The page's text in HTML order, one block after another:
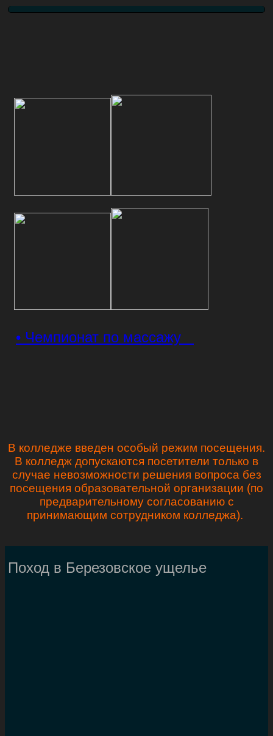
• Чемпионат по массажу
В колледже введен особый режим посещения.
В колледж допускаются посетители только в
случае невозможности решения вопроса без
посещения образовательной организации (по
предварительному согласованию с
принимающим сотрудником колледжа).
Поход в Березовское ущелье